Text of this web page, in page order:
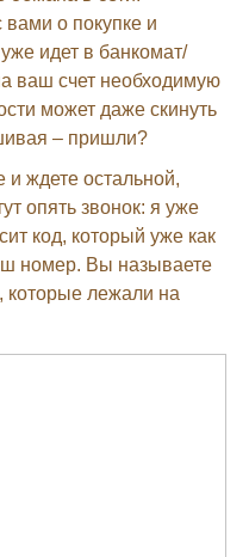
вами о покупке и
идет в банкомат/
ваш счет необходимую
может даже скинуть
– пришли?
ждете остальной,
опять звонок: я уже
код, который уже как
номер. Вы называете
которые лежали на